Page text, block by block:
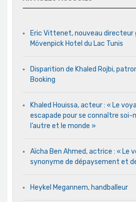
Eric Vittenet, nouveau directeur
Mövenpick Hotel du Lac Tunis
Disparition de Khaled Rojbi,
Booking
Khaled Houissa, acteur : « Le
escapade pour se connaître soi-
l’autre et le monde »
Aïcha Ben Ahmed, actrice : « Le
synonyme de dépaysement et
Heykel Megannem, handballeur